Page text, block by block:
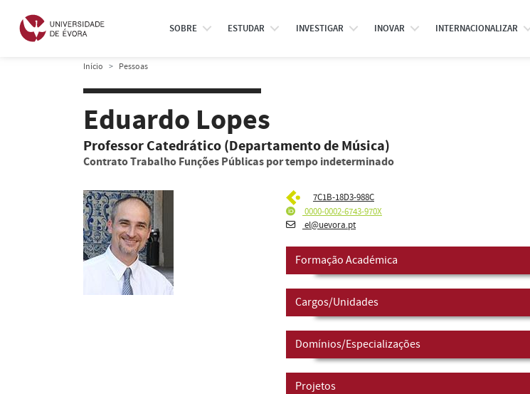
SOBRE ESTUDAR INVESTIGAR INOVAR INTERNACIONALIZAR
Início Pessoas
Eduardo Lopes
Professor Catedrático (Departamento de Música)
Contrato Trabalho Funções Públicas por tempo indeterminado
7C1B-18D3-988C
0000-0002-6743-970X
el@uevora.pt
Formação Académica
Cargos/Unidades
Domínios/Especializações
Projetos